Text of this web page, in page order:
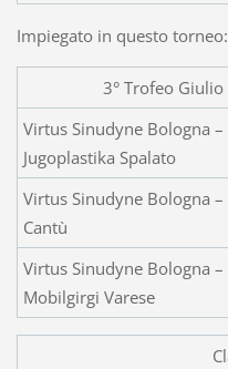
Impiegato in questo
3° Trofeo
Virtus Sinudyne Bologna –
Jugoplastika Spalato
Virtus Sinudyne Bologna –
Cantù
Virtus Sinudyne Bologna –
Mobilgirgi Varese